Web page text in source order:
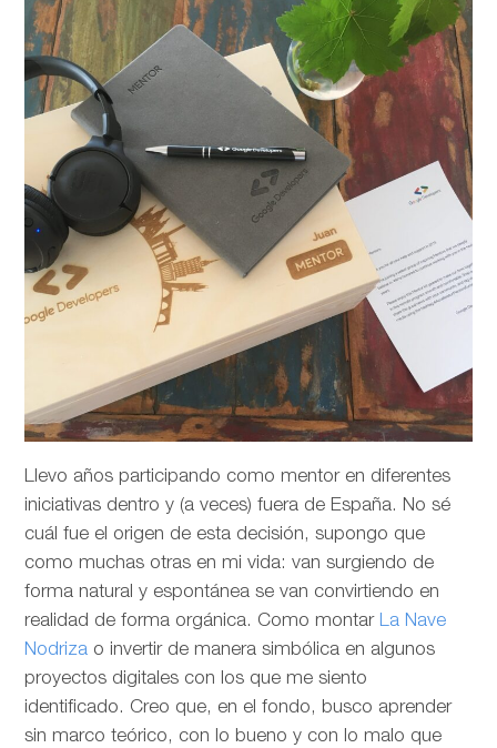
Llevo años participando como mentor en diferentes
iniciativas dentro y (a veces) fuera de España. No sé
cuál fue el origen de esta decisión, supongo que
como muchas otras en mi vida: van surgiendo de
forma natural y espontánea se van convirtiendo en
realidad de forma orgánica. Como montar La Nave
Nodriza o invertir de manera simbólica en algunos
proyectos digitales con los que me siento
identificado. Creo que, en el fondo, busco aprender
sin marco teórico, con lo bueno y con lo malo que